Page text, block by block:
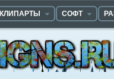
КЛИПАРТЫ СОФТ